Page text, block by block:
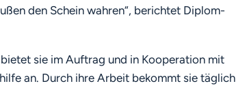
den Schein wahren“, berichtet Diplom-
sie im Auftrag und in Kooperation mit
an. Durch ihre Arbeit bekommt sie täglich